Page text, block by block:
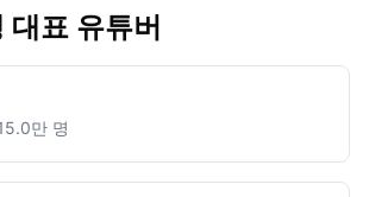
대표 유튜버
만 명